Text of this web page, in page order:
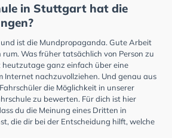
in Stuttgart hat die
ist die Mundpropaganda. Gute Arbeit
Was früher tatsächlich von Person zu
ganz einfach über eine
Internet nachzuvollziehen. Und genau aus
die Möglichkeit in unserer
zu bewerten. Für dich ist hier
du die Meinung eines Dritten in
die dir bei der Entscheidung hilft, welche